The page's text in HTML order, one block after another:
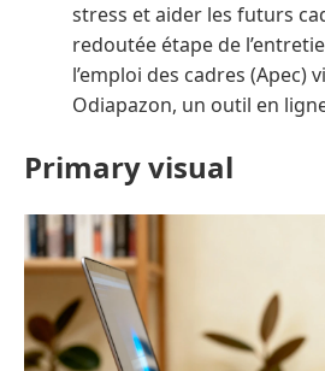
stress et aider les futurs
redoutée étape de
l’emploi des cadres (Apec)
Odiapazon, un outil en
Primary visual